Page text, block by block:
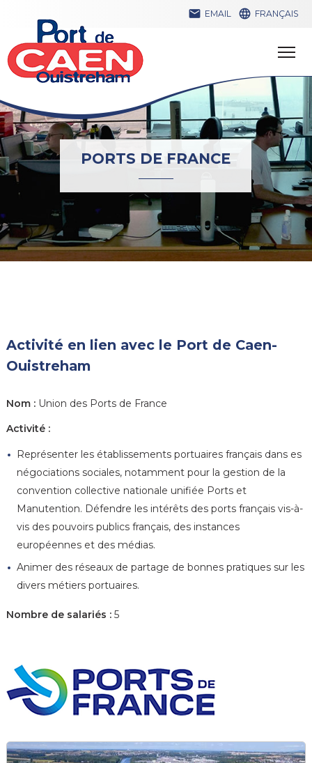
 EMAIL  FRANÇAIS
PORTS DE FRANCE
Activité en lien avec le Port de Caen-
Ouistreham
Nom :Union des Ports de France
Activité :
Représenter les établissements portuaires français dans es
négociations sociales, notamment pour la gestion de la
convention collective nationale unifiée Ports et
Manutention. Défendre les intérêts des ports français vis-à-
vis des pouvoirs publics français, des instances
européennes et des médias.
Animer des réseaux de partage de bonnes pratiques sur les
divers métiers portuaires.
Nombre de salariés :5